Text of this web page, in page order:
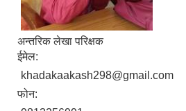
अन्तरिक लेखा परिक्षक
ईमेल:
khadakaakash298@gmail.com
फोन: